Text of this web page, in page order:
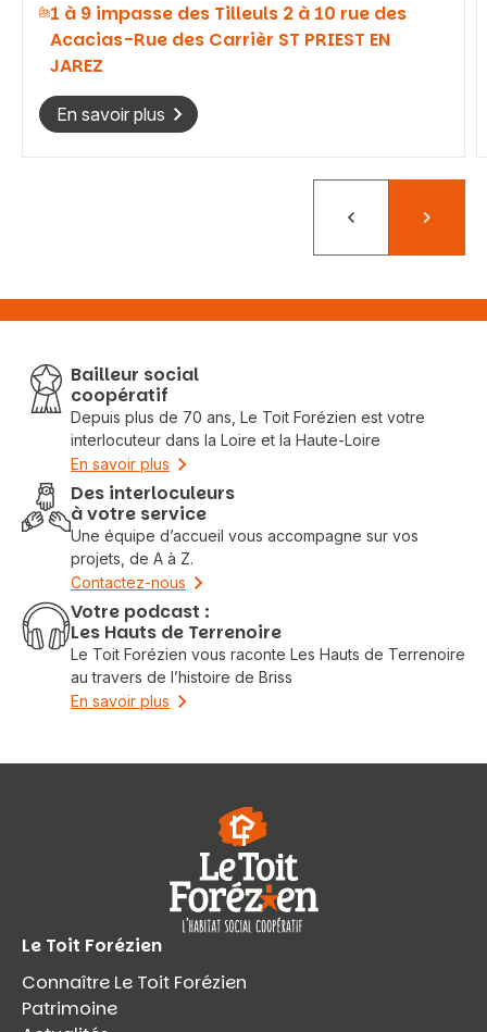
Rechercher
1 à 9 impasse des Tilleuls 2 à 10 rue des
Acacias-Rue des Carrièr ST PRIEST EN
JAREZ
En savoir plus
PrécédentSuivant
Bailleur social
coopératif
Depuis plus de 70 ans, Le Toit Forézien est votre
interlocuteur dans la Loire et la Haute-Loire
En savoir plus
Des interloculeurs
à votre service
Une équipe d’accueil vous accompagne sur vos
projets, de A à Z.
Contactez-nous
Votre podcast :
Les Hauts de Terrenoire
Le Toit Forézien vous raconte Les Hauts de Terrenoire
au travers de l’histoire de Briss
En savoir plus
Le Toit Forézien
Connaître Le Toit Forézien
Patrimoine